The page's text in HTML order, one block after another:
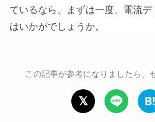
ているなら、まずは一度、電流
はいかがでしょうか。
この記事が参考になりましたら、
𝕏 B!